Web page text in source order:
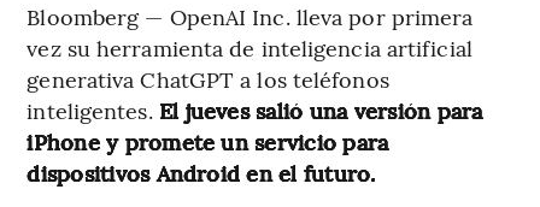
Bloomberg — OpenAI Inc. lleva por primera
vez su herramienta de inteligencia artificial
generativa ChatGPT a los teléfonos
inteligentes. El jueves salió una versión para
iPhone y promete un servicio para
dispositivos Android en el futuro.